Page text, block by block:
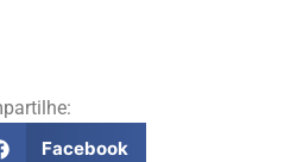
Facebook